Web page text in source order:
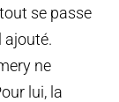
se passe
ajouté.
ne
lui, la